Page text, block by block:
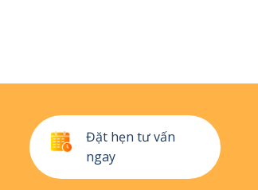
Đặt hẹn tư vấn
ngay